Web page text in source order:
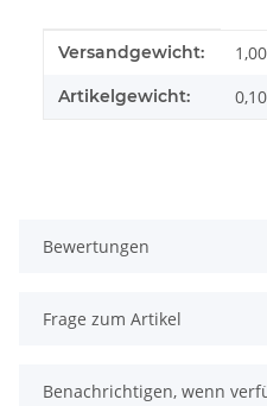
Produkteigenschaft
Wert
Versandgewicht:
Artikelgewicht: 0,10
Bewertungen
Frage zum Artikel
Benachrichtigen, wenn